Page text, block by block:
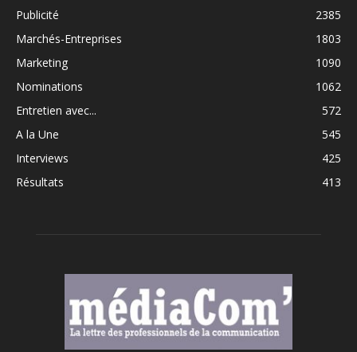
Publicité
2385
Marchés-Entreprises
1803
Marketing
1090
Nominations
1062
Entretien avec...
572
A la Une
545
Interviews
425
Résultats
413